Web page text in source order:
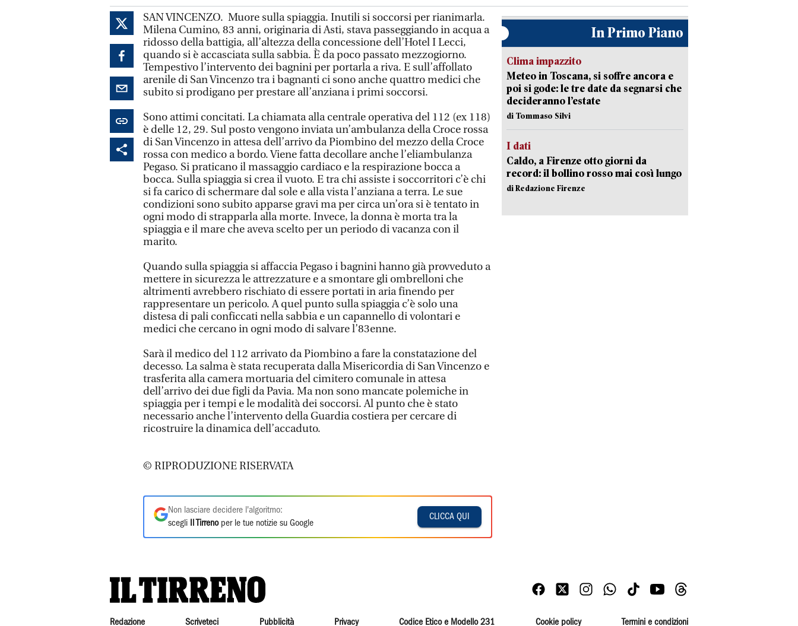
SAN VINCENZO. Muore sulla spiaggia. Inutili si soccorsi per rianimarla.
Milena Cumino, 83 anni, originaria di Asti, stava passeggiando in acqua a
ridosso della battigia, all’altezza della concessione dell’Hotel I Lecci,
quando si è accasciata sulla sabbia. È da poco passato mezzogiorno.
Tempestivo l’intervento dei bagnini per portarla a riva. E sull’affollato
arenile di San Vincenzo tra i bagnanti ci sono anche quattro medici che
subito si prodigano per prestare all’anziana i primi soccorsi.
Sono attimi concitati. La chiamata alla centrale operativa del 112 (ex 118)
è delle 12, 29. Sul posto vengono inviata un’ambulanza della Croce rossa
di San Vincenzo in attesa dell’arrivo da Piombino del mezzo della Croce
rossa con medico a bordo. Viene fatta decollare anche l’eliambulanza
Pegaso. Si praticano il massaggio cardiaco e la respirazione bocca a
bocca. Sulla spiaggia si crea il vuoto. E tra chi assiste i soccorritori c’è chi
si fa carico di schermare dal sole e alla vista l’anziana a terra. Le sue
condizioni sono subito apparse gravi ma per circa un’ora si è tentato in
ogni modo di strapparla alla morte. Invece, la donna è morta tra la
spiaggia e il mare che aveva scelto per un periodo di vacanza con il
marito.
Quando sulla spiaggia si affaccia Pegaso i bagnini hanno già provveduto a
mettere in sicurezza le attrezzature e a smontare gli ombrelloni che
altrimenti avrebbero rischiato di essere portati in aria finendo per
rappresentare un pericolo. A quel punto sulla spiaggia c’è solo una
distesa di pali conficcati nella sabbia e un capannello di volontari e
medici che cercano in ogni modo di salvare l’83enne.
Sarà il medico del 112 arrivato da Piombino a fare la constatazione del
decesso. La salma è stata recuperata dalla Misericordia di San Vincenzo e
trasferita alla camera mortuaria del cimitero comunale in attesa
dell’arrivo dei due figli da Pavia. Ma non sono mancate polemiche in
spiaggia per i tempi e le modalità dei soccorsi. Al punto che è stato
necessario anche l’intervento della Guardia costiera per cercare di
ricostruire la dinamica dell’accaduto.
© RIPRODUZIONE RISERVATA
Non lasciare decidere l'algoritmo:
scegli
Il Tirrenoper le tue notizie su Google
CLICCA QUI
In Primo Piano
Clima impazzito
Meteo in Toscana, si soffre ancora e
poi si gode: le tre date da segnarsi che
decideranno l’estate
di Tommaso Silvi
I dati
Caldo, a Firenze otto giorni da
record: il bollino rosso mai così lungo
di Redazione Firenze
Redazione Scriveteci Pubblicità Privacy Codice Etico e Modello 231 Cookie policy Termini e condizioni